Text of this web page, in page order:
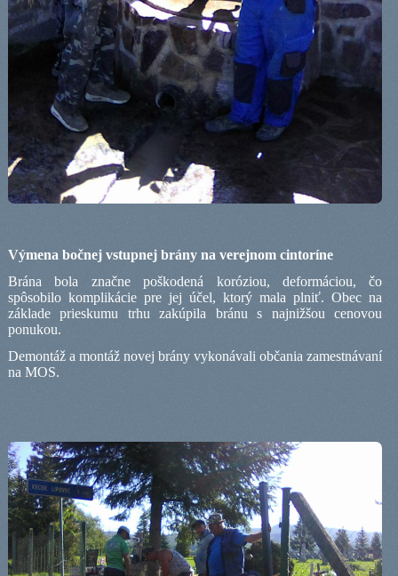
Výmena bočnej vstupnej brány na verejnom cintoríne
Brána bola značne poškodená koróziou, deformáciou, čo
spôsobilo komplikácie pre jej účel, ktorý mala plniť. Obec na
základe prieskumu trhu zakúpila bránu s najnižšou cenovou
ponukou.
Demontáž a montáž novej brány vykonávali občania zamestnávaní
na MOS.